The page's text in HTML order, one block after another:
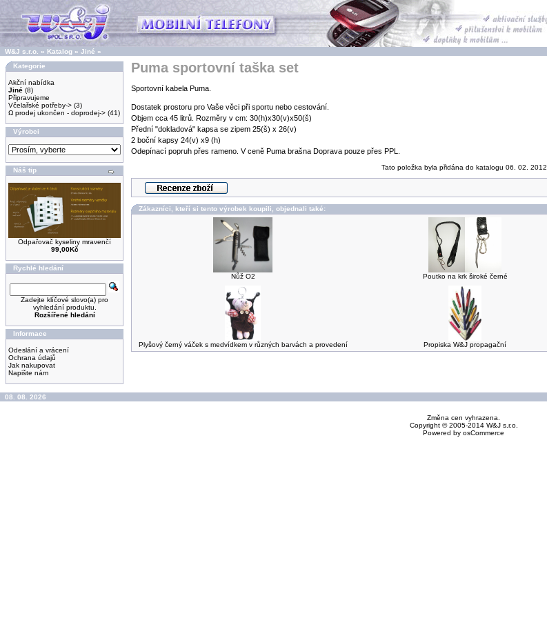
W&J s.r.o. » Katalog » Jiné »
Kategorie
Akční nabídka
Jiné (8)
Připravujeme
Včelařské potřeby-> (3)
Ω prodej ukončen - doprodej-> (41)
Výrobci
Náš tip
Odpařovač kyseliny mravenčí
99,00Kč
Rychlé hledání
Zadejte klíčové slovo(a) pro
vyhledání produktu.
Rozšířené hledání
Informace
Odeslání a vrácení
Ochrana údajů
Jak nakupovat
Napište nám
Puma sportovní taška set
Sportovní kabela Puma.
Dostatek prostoru pro Vaše věci při sportu nebo cestování.
Objem cca 45 litrů. Rozměry v cm: 30(h)x30(v)x50(š)
Přední "dokladová" kapsa se zipem 25(š) x 26(v)
2 boční kapsy 24(v) x9 (h)
Odepínací popruh přes rameno. V ceně Puma brašna Doprava pouze přes PPL.
Tato položka byla přidána do katalogu 06. 02. 2012.
Zákazníci, kteří si tento výrobek koupili, objednali také:
Nůž O2 Poutko na krk široké černé
Plyšový černý váček s medvídkem v různých barvách a provedení Propiska W&J propagační
08. 08. 2026
Změna cen vyhrazena.
Copyright © 2005-2014 W&J s.r.o.
Powered by osCommerce